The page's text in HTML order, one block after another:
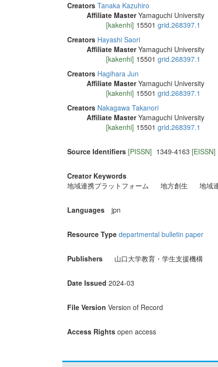
Creators Tanaka Kazuhiro
Affiliate Master Yamaguchi University
[kakenhi] 15501 grid.268397.1
Creators Hayashi Saori
Affiliate Master Yamaguchi University
[kakenhi] 15501 grid.268397.1
Creators Hagihara Jun
Affiliate Master Yamaguchi University
[kakenhi] 15501 grid.268397.1
Creators Nakagawa Takanori
Affiliate Master Yamaguchi University
[kakenhi] 15501 grid.268397.1
Source Identifiers [PISSN] 1349-4163 [EISSN]
Creator Keywords
地域連携プラットフォーム
地方創生 地域
Languages jpn
Resource Type departmental bulletin paper
Publishers 山口大学教育・学生支援機構
Date Issued 2024-03
File Version Version of Record
Access Rights open access